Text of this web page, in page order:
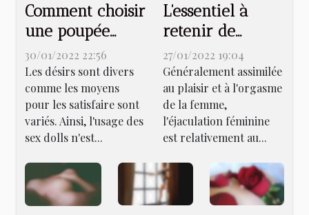
Comment choisir
une poupée
sexuelle réaliste
pour son plaisir
?
30/01/2022 22:56
Les désirs sont divers
comme les moyens
pour les satisfaire sont
variés. Ainsi, l'usage des
sex dolls n'est...
L'essentiel à
retenir de
l'éjaculation
féminine
27/01/2022 19:04
Généralement assimilée
au plaisir et à l'orgasme
de la femme,
l'éjaculation féminine
est relativement au...